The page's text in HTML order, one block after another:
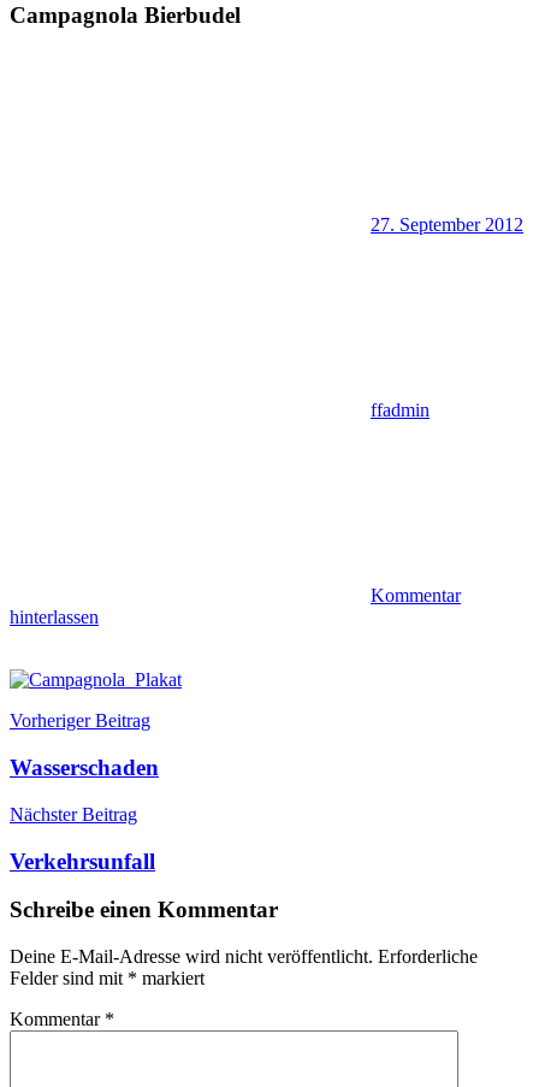
Campagnola Bierbudel
27. September 2012
ffadmin
Kommentar
hinterlassen
Veranstaltungen
BierbudelCampagnola
Beitragsnavigation
Vorheriger Beitrag
Wasserschaden
Nächster Beitrag
Verkehrsunfall
Schreibe einen Kommentar
Deine E-Mail-Adresse wird nicht veröffentlicht. Erforderliche
Felder sind mit * markiert
Kommentar *